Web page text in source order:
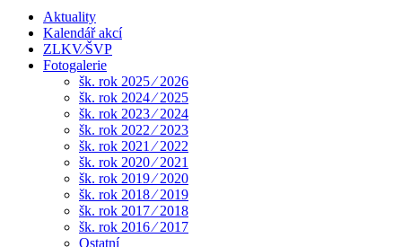
Aktuality
Kalendář akcí
ZLKV⁄ŠVP
Fotogalerie
šk. rok 2025 ⁄ 2026
šk. rok 2024 ⁄ 2025
šk. rok 2023 ⁄ 2024
šk. rok 2022 ⁄ 2023
šk. rok 2021 ⁄ 2022
šk. rok 2020 ⁄ 2021
šk. rok 2019 ⁄ 2020
šk. rok 2018 ⁄ 2019
šk. rok 2017 ⁄ 2018
šk. rok 2016 ⁄ 2017
Ostatní